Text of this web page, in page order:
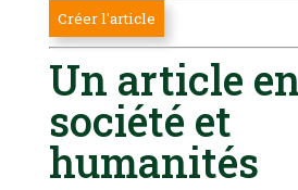
Un article
société et
humanités